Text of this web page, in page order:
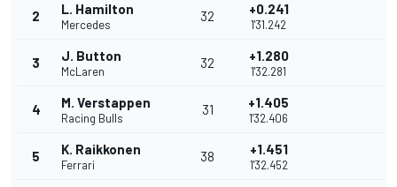
2 L. Hamilton
Mercedes
32 +0.241
1'31.242
3 J. Button
McLaren
32 +1.280
1'32.281
4 M. Verstappen
Racing Bulls
31 +1.405
1'32.406
5 K. Raikkonen
Ferrari
38 +1.451
1'32.452